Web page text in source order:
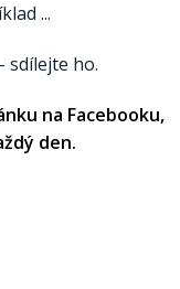
...
sdílejte ho.
na Facebooku,
den.